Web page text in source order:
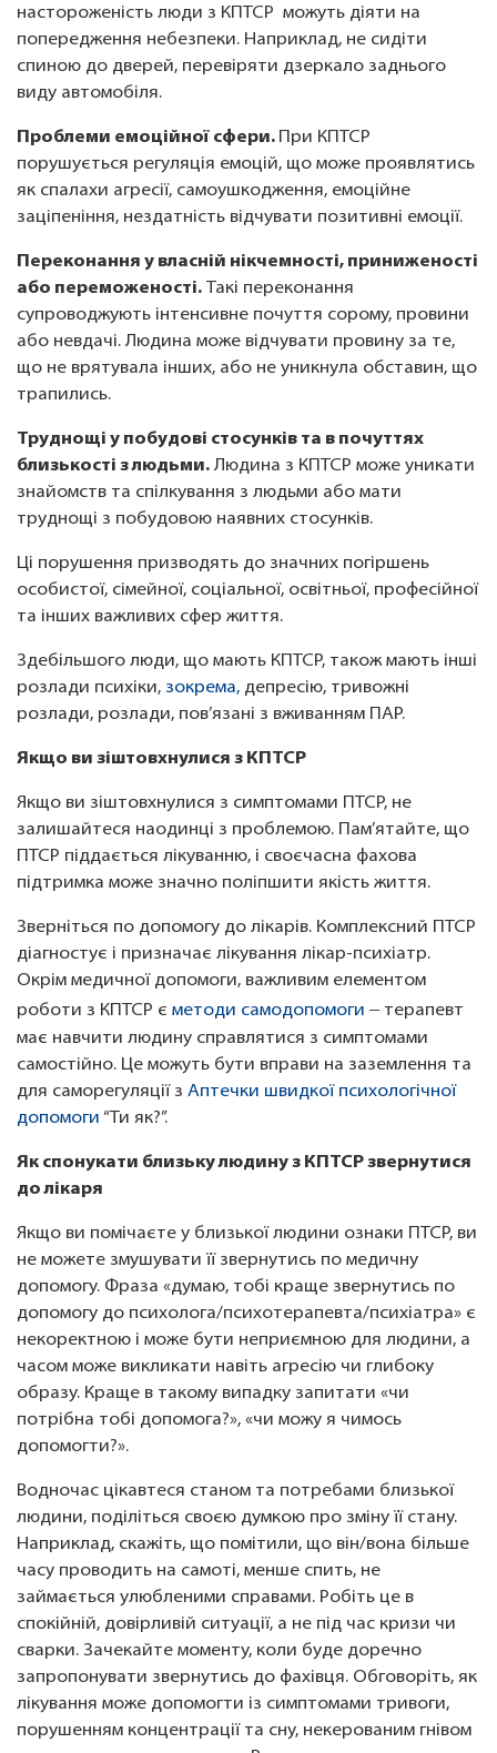
настороженість люди з КПТСР можуть діяти на
попередження небезпеки. Наприклад, не сидіти
спиною до дверей, перевіряти дзеркало заднього
виду автомобіля.
Проблеми емоційної сфери. При КПТСР
порушується регуляція емоцій, що може проявлятись
як спалахи агресії, самоушкодження, емоційне
заціпеніння, нездатність відчувати позитивні емоції.
Переконання у власній нікчемності, приниженості
або переможеності. Такі переконання
супроводжують інтенсивне почуття сорому, провини
або невдачі. Людина може відчувати провину за те,
що не врятувала інших, або не уникнула обставин, що
трапились.
Труднощі у побудові стосунків та в почуттях
близькості з людьми.Людина з КПТСР може уникати
знайомств та спілкування з людьми або мати
труднощі з побудовою наявних стосунків.
Ці порушення призводять до значних погіршень
особистої, сімейної, соціальної, освітньої, професійної
та інших важливих сфер життя.
Здебільшого люди, що мають КПТСР, також мають інші
розлади психіки, зокрема, депресію, тривожні
розлади, розлади, пов’язані з вживанням ПАР.
Якщо ви зіштовхнулися з КПТСР
Якщо ви зіштовхнулися з симптомами ПТСР, не
залишайтеся наодинці з проблемою. Пам’ятайте, що
ПТСР піддається лікуванню, і своєчасна фахова
підтримка може значно поліпшити якість життя.
Зверніться по допомогу до лікарів. Комплексний ПТСР
діагностує і призначає лікування лікар-психіатр.
Окрім медичної допомоги, важливим елементом
роботи з КПТСР є методи самодопомоги – терапевт
має навчити людину справлятися з симптомами
самостійно. Це можуть бути вправи на заземлення та
для саморегуляції з Аптечки швидкої психологічної
допомоги “Ти як?”.
Як спонукати близьку людину з КПТСР звернутися
до лікаря
Якщо ви помічаєте у близької людини ознаки ПТСР, ви
не можете змушувати її звернутись по медичну
допомогу. Фраза «думаю, тобі краще звернутись по
допомогу до психолога/психотерапевта/психіатра» є
некоректною і може бути неприємною для людини, а
часом може викликати навіть агресію чи глибоку
образу. Краще в такому випадку запитати «чи
потрібна тобі допомога?», «чи можу я чимось
допомогти?».
Водночас цікавтеся станом та потребами близької
людини, поділіться своєю думкою про зміну її стану.
Наприклад, скажіть, що помітили, що він/вона більше
часу проводить на самоті, менше спить, не
займається улюбленими справами. Робіть це в
спокійній, довірливій ситуації, а не під час кризи чи
сварки. Зачекайте моменту, коли буде доречно
запропонувати звернутись до фахівця. Обговоріть, як
лікування може допомогти із симптомами тривоги,
порушенням концентрації та сну, некерованим гнівом